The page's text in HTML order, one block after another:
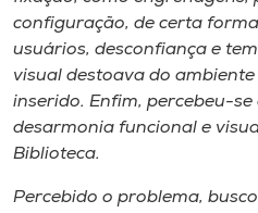
configuração, de certa
usuários, desconfiança e
visual destoava do
inserido. Enfim, percebeu-se
desarmonia funcional e
Biblioteca.
Percebido o problema,